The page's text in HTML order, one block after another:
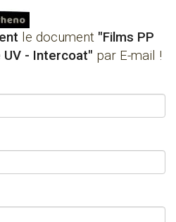
le document "Films PP
- Intercoat" par E-mail !